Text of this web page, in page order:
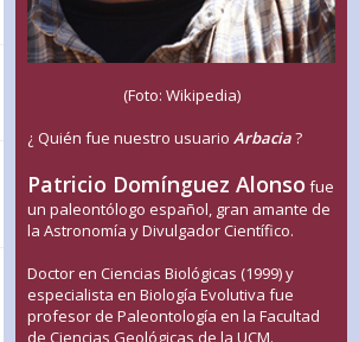
(Foto: Wikipedia)
¿ Quién fue nuestro usuario Arbacia?
Patricio Domínguez Alonso fue
un paleontólogo español, gran amante de
la Astronomía y Divulgador Científico.
Doctor en Ciencias Biológicas (1999) y
especialista en Biología Evolutiva fue
profesor de Paleontología en la Facultad
de Ciencias Geológicas de la UCM.